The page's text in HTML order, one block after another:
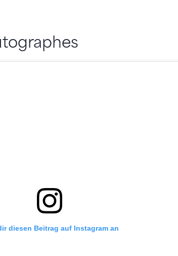
diesen Beitrag auf Instagram an